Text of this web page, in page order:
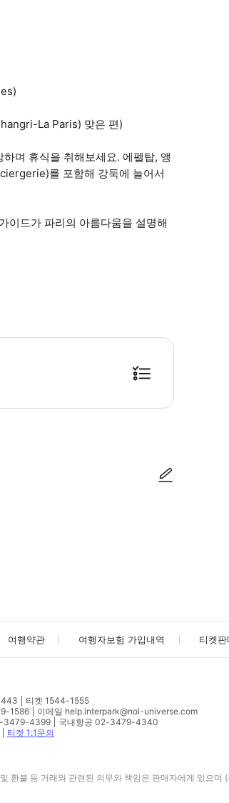
La Paris) 맞은 편)
며 휴식을 취해보세요. 에펠탑, 앵
를 포함해 강둑에 늘어서
이드가 파리의 아름다움을 설명해
층의 엘리베이터에서 대기 시간이나 긴 대기열이
여행약관 여행자보험 가입내역 티켓판
티켓 1544-1555
1586
이메일 help.interpark@nol-universe.com
3479-4399
국내항공 02-3479-4340
티켓 1:1문의
환불 등 거래와 관련된 의무와 책임은 판매자에게 있으며